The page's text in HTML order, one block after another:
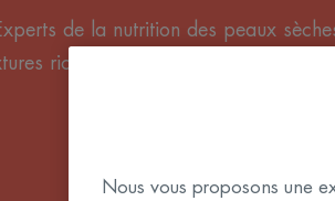
de la nutrition des peaux
riches contribuent à réparer la
vous aidera à
Nous vous proposons une